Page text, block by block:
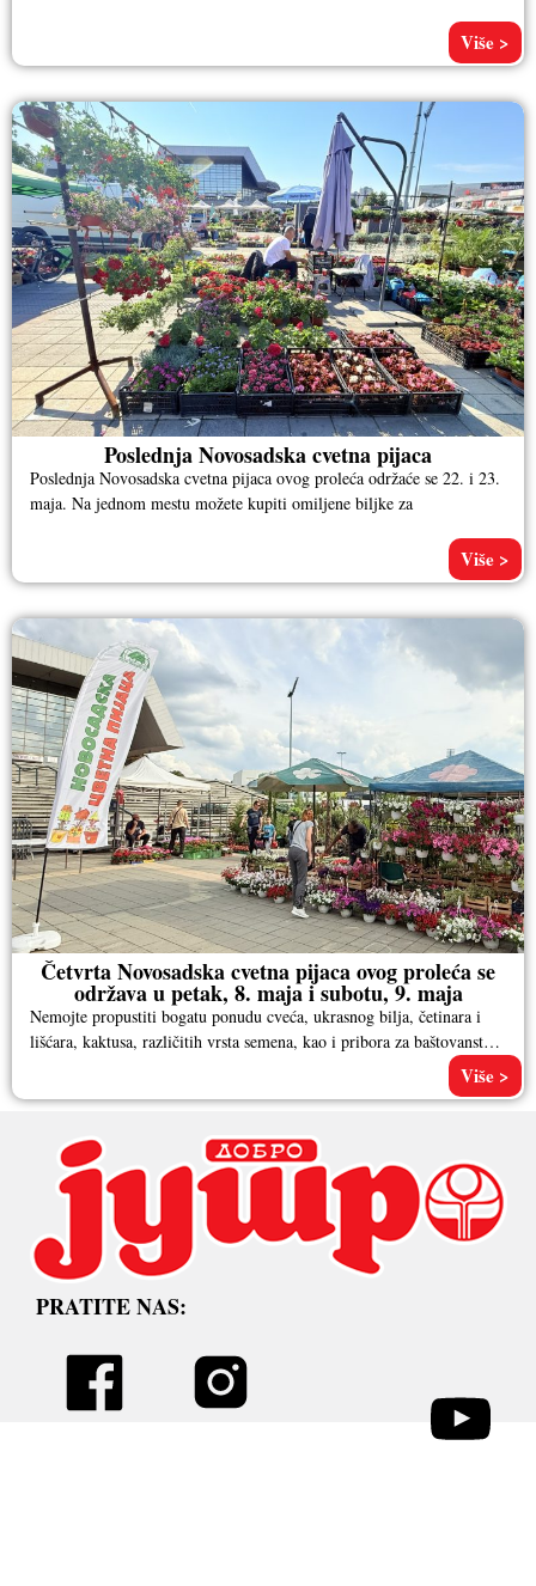
Više >
Poslednja Novosadska cvetna pijaca
Poslednja Novosadska cvetna pijaca ovog proleća održaće se 22. i 23.
maja. Na jednom mestu možete kupiti omiljene biljke za
Više >
Četvrta Novosadska cvetna pijaca ovog proleća se
održava u petak, 8. maja i subotu, 9. maja
Nemojte propustiti bogatu ponudu cveća, ukrasnog bilja, četinara i
lišćara, kaktusa, različitih vrsta semena, kao i pribora za baštovanstvo.
Više >
PRATITE NAS: